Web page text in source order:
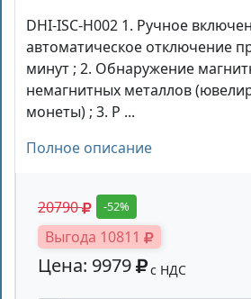
DHI-ISC-H002 1. Ручное
автоматическое отключение
минут ; 2. Обнаружение
немагнитных металлов
монеты) ; 3. Р ...
Полное описание
20790 -52%
Выгода 10811
Цена: 9979 с НДС